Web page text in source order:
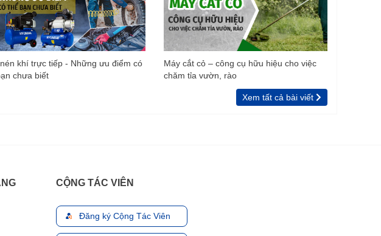
khí trực tiếp - Những ưu điểm có
chưa biết
Máy cắt cỏ – công cụ hữu hiệu cho việc
chăm tỉa vườn, rào
Xem tất cả bài viết
CỘNG TÁC VIÊN
Đăng ký Cộng Tác Viên